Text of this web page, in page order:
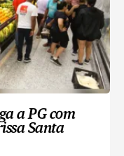
a PG com
Santa